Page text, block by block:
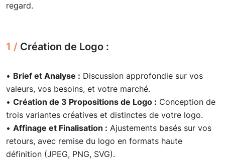
regard.
1 / Création de Logo :
• Brief et Analyse : Discussion approfondie sur vos
valeurs, vos besoins, et votre marché.
• Création de 3 Propositions de Logo : Conception de
trois variantes créatives et distinctes de votre logo.
• Affinage et Finalisation : Ajustements basés sur vos
retours, avec remise du logo en formats haute
définition (JPEG, PNG, SVG).